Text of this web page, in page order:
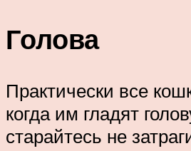
Голова
Практически все
когда им гладят
старайтесь не